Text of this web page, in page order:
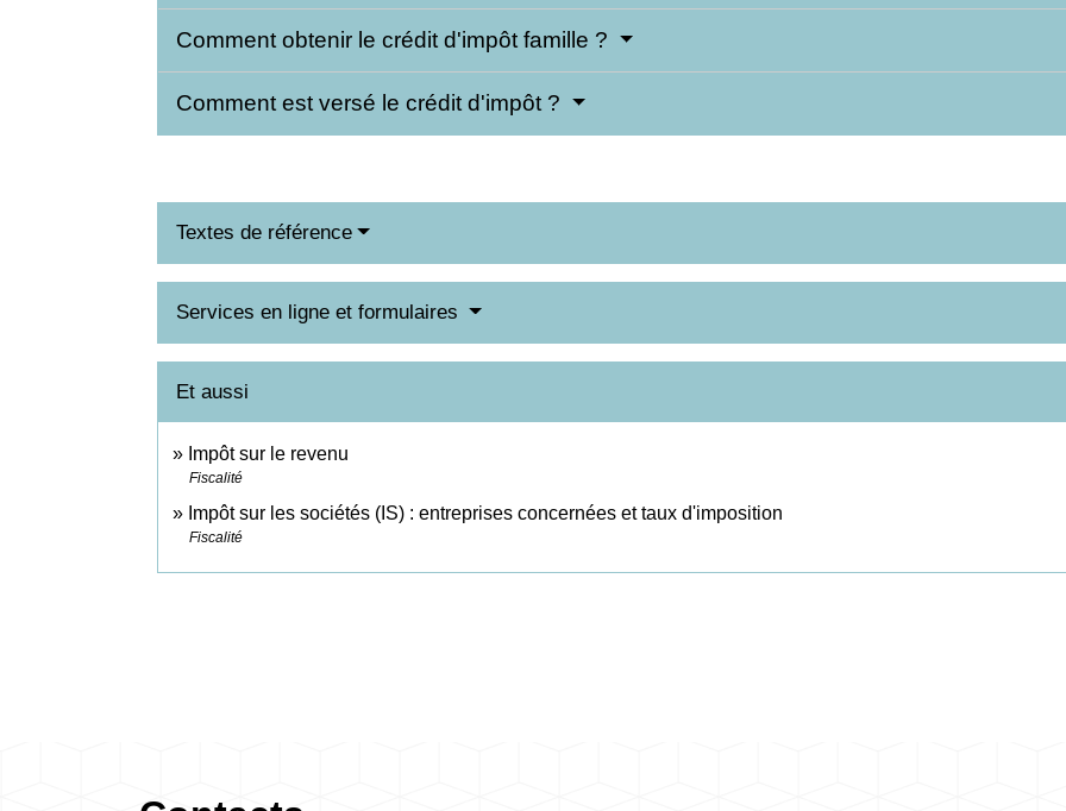
Comment obtenir le crédit d'impôt famille ?
Comment est versé le crédit d'impôt ?
Textes de référence
Services en ligne et formulaires
Et aussi
Impôt sur le revenu
Fiscalité
Impôt sur les sociétés (IS) : entreprises concernées et taux d'imposition
Fiscalité